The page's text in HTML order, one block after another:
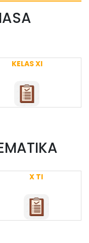
KELAS XI
X TI